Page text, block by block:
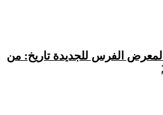
لمعرض الفرس للجديدة تاريخ: من